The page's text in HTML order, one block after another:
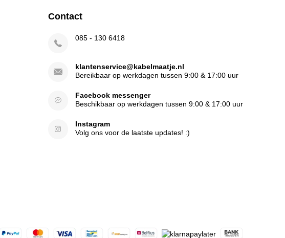
Contact
085 - 130 6418
klantenservice@kabelmaatje.nl
Bereikbaar op werkdagen tussen 9:00 & 17:00 uur
Facebook messenger
Beschikbaar op werkdagen tussen 9:00 & 17:00 uur
Instagram
Volg ons voor de laatste updates! :)